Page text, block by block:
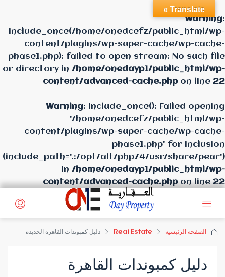
Warning:
include_once(/home/onedcefz/public_html/wp-
content/plugins/wp-super-cache/wp-cache-
phase1.php): failed to open stream: No such file
or directory in /home/onedayp1/public_html/wp-
content/advanced-cache.phpon line 22
Warning: include_once(): Failed opening
'/home/onedcefz/public_html/wp-
content/plugins/wp-super-cache/wp-cache-
phase1.php' for inclusion
(include_path='.:/opt/alt/php74/usr/share/pear')
in /home/onedayp1/public_html/wp-
content/advanced-cache.phpon line22
الصفحة الرئيسية Real Estate دليل كمبوندات القاهرة الجديدة
دليل كمبوندات القاهرة
Translate »